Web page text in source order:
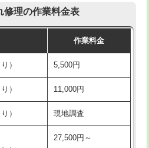
） 27,500円
） 38,500円
38,500円
現場見積
16,500円
11,000円+材料費
13,200円
16,500円
水栓） 16,500円
16,500円
修理の作業料金表
作業料金
） 5,500円
） 11,000円
） 現地調査
27,500円～